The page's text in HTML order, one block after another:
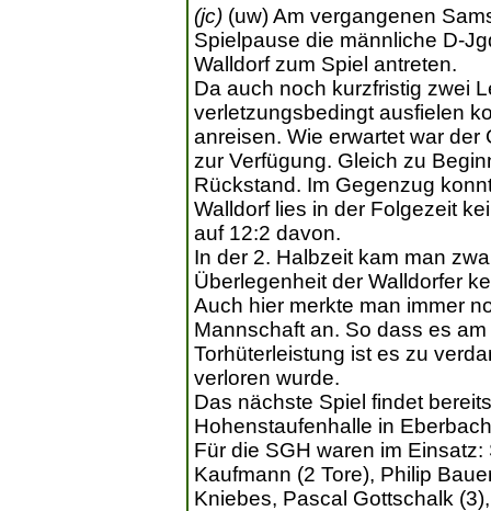
(jc) (uw) Am vergangenen
Spielpause die männliche D-
Walldorf zum Spiel antreten.
Da auch noch kurzfristig zwei
verletzungsbedingt ausfielen
anreisen. Wie erwartet war
zur Verfügung. Gleich zu
Rückstand. Im Gegenzug
Walldorf lies in der Folgezeit
auf 12:2 davon.
In der 2. Halbzeit kam man
Überlegenheit der Walldorfer
Auch hier merkte man immer
Mannschaft an. So dass es
Torhüterleistung ist es zu
verloren wurde.
Das nächste Spiel findet
Hohenstaufenhalle in
Für die SGH waren im
Kaufmann (2 Tore), Philip
Kniebes, Pascal Gottschalk